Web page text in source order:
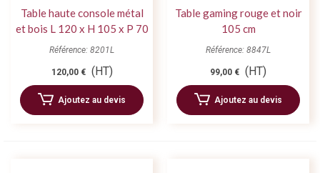
Table haute console métal
et bois L 120 x H 105 x P 70
Référence: 8201L
120,00 € (HT)
Ajoutez au devis
Table gaming rouge et noir
105 cm
Référence: 8847L
99,00 € (HT)
Ajoutez au devis